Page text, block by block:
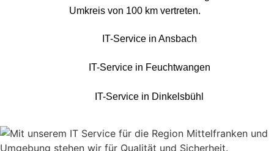
Umkreis von 100 km vertreten.
IT-Service in Ansbach
IT-Service in Feuchtwangen
IT-Service in Dinkelsbühl